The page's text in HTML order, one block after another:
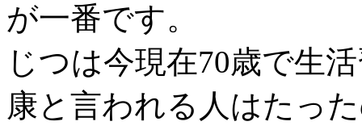
が一番です。
じつは今現在70歳で生
康と言われる人はたっ